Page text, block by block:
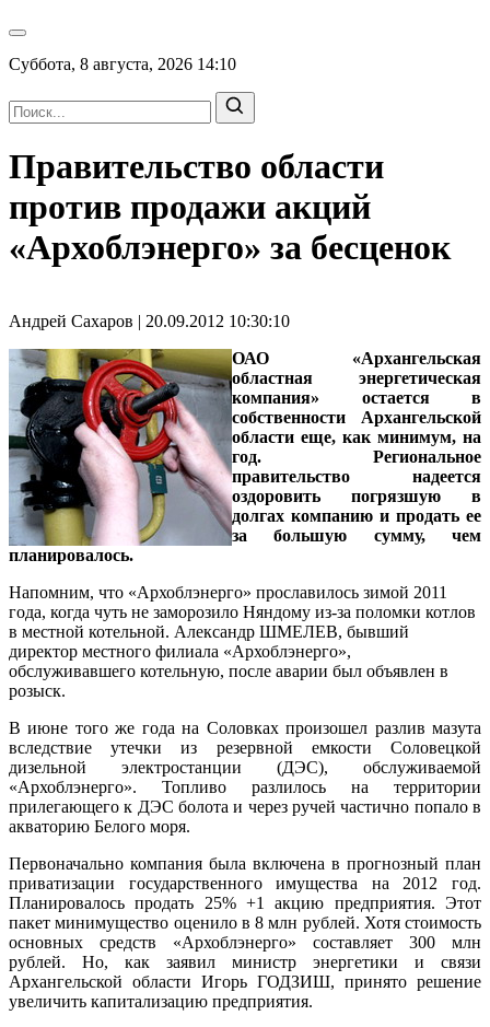
Суббота, 8 августа, 2026 14:10
Правительство области
против продажи акций
«Архоблэнерго» за бесценок
Андрей Сахаров | 20.09.2012 10:30:10
ОАО «Архангельская
областная энергетическая
компания» остается в
собственности Архангельской
области еще, как минимум, на
год. Региональное
правительство надеется
оздоровить погрязшую в
долгах компанию и продать ее
за большую сумму, чем
планировалось.
Напомним, что «Архоблэнерго» прославилось зимой 2011
года, когда чуть не заморозило Няндому из-за поломки котлов
в местной котельной. Александр ШМЕЛЕВ, бывший
директор местного филиала «Архоблэнерго»,
обслуживавшего котельную, после аварии был объявлен в
розыск.
В июне того же года на Соловках произошел разлив мазута
вследствие утечки из резервной емкости Соловецкой
дизельной электростанции (ДЭС), обслуживаемой
«Архоблэнерго». Топливо разлилось на территории
прилегающего к ДЭС болота и через ручей частично попало в
акваторию Белого моря.
Первоначально компания была включена в прогнозный план
приватизации государственного имущества на 2012 год.
Планировалось продать 25% +1 акцию предприятия. Этот
пакет минимущество оценило в 8 млн рублей. Хотя стоимость
основных средств «Архоблэнерго» составляет 300 млн
рублей. Но, как заявил министр энергетики и связи
Архангельской области Игорь ГОДЗИШ, принято решение
увеличить капитализацию предприятия.